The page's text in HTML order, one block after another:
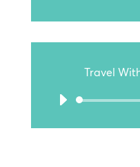
Travel